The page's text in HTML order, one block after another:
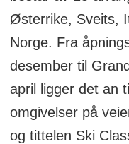
Østerrike, Sveits,
Norge. Fra
desember til
april ligger det an
omgivelser på
og tittelen Ski